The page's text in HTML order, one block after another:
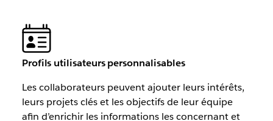
Profils utilisateurs personnalisables
Les collaborateurs peuvent ajouter leurs intérêts,
leurs projets clés et les objectifs de leur équipe
afin d’enrichir les informations les concernant et